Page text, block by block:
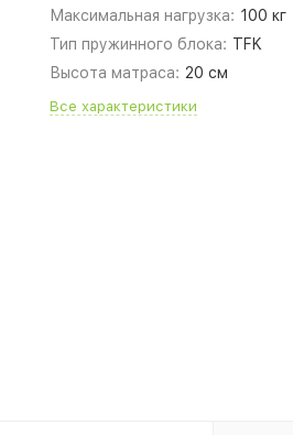
Максимальная нагрузка: 100 кг
Тип пружинного блока: TFK
Высота матраса: 20 см
Все характеристики